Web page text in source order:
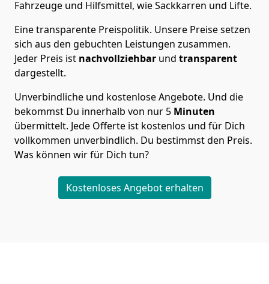
Fahrzeuge und Hilfsmittel, wie Sackkarren und Lifte.
Eine transparente Preispolitik. Unsere Preise setzen
sich aus den gebuchten Leistungen zusammen.
Jeder Preis ist nachvollziehbar und transparent
dargestellt.
Unverbindliche und kostenlose Angebote. Und die
bekommst Du innerhalb von nur 5 Minuten
übermittelt. Jede Offerte ist kostenlos und für Dich
vollkommen unverbindlich. Du bestimmst den Preis.
Was können wir für Dich tun?
Kostenloses Angebot erhalten